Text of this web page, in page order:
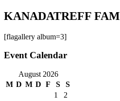
KANADATREFF
[flagallery album=3]
Event Calendar
August 2026
M D M D F S
S
1
2